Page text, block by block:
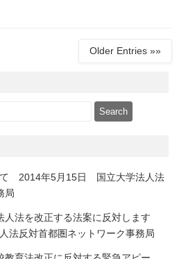
Older Entries »»
て 2014年5月15日 国立大学法人法
局
人法を改正する法案に反対します
法反対首都圏ネットワーク事務局